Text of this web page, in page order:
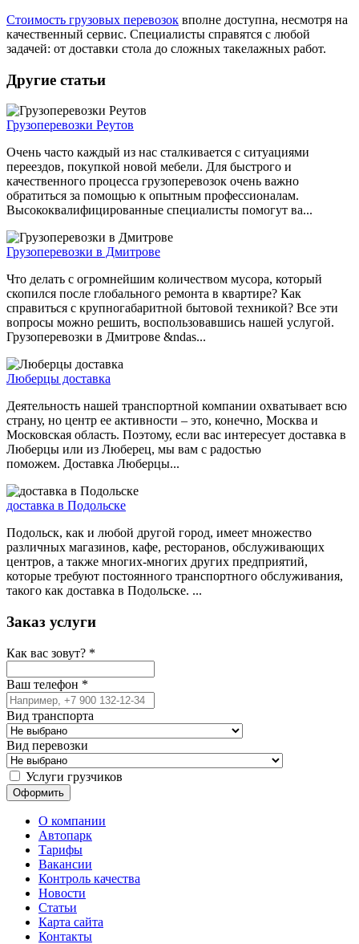
Стоимость грузовых перевозок вполне доступна, несмотря на
качественный сервис. Специалисты справятся с любой
задачей: от доставки стола до сложных такелажных работ.
Другие статьи
Грузоперевозки Реутов
Очень часто каждый из нас сталкивается с ситуациями
переездов, покупкой новой мебели. Для быстрого и
качественного процесса грузоперевозок очень важно
обратиться за помощью к опытным профессионалам.
Высококвалифицированные специалисты помогут ва...
Грузоперевозки в Дмитрове
Что делать с огромнейшим количеством мусора, который
скопился после глобального ремонта в квартире? Как
справиться с крупногабаритной бытовой техникой? Все эти
вопросы можно решить, воспользовавшись нашей услугой.
Грузоперевозки в Дмитрове &ndas...
Люберцы доставка
Деятельность нашей транспортной компании охватывает всю
страну, но центр ее активности – это, конечно, Москва и
Московская область. Поэтому, если вас интересует доставка в
Люберцы или из Люберец, мы вам с радостью
поможем. Доставка Люберцы...
доставка в Подольске
Подольск, как и любой другой город, имеет множество
различных магазинов, кафе, ресторанов, обслуживающих
центров, а также многих-многих других предприятий,
которые требуют постоянного транспортного обслуживания,
такого как доставка в Подольске. ...
Заказ услуги
Как вас зовут? *
Ваш телефон *
Вид транспорта
Вид перевозки
Услуги грузчиков
О компании
Автопарк
Тарифы
Вакансии
Контроль качества
Новости
Статьи
Карта сайта
Контакты